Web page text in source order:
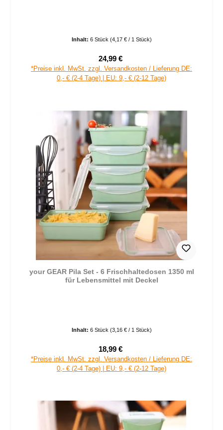
Inhalt: 6 Stück (4,17 € / 1 Stück)
Verkaufspreis:
24,99 €
*Preise inkl. MwSt. zzgl. Versandkosten / Lieferung DE:
0,- € (2-4 Tage) | EU: 9,- € (2-12 Tage)
your GEAR Pila Set - 6 Frischhaltedosen 1350 ml
für Lebensmittel mit Deckel
Inhalt: 6 Stück (3,16 € / 1 Stück)
Verkaufspreis:
18,99 €
*Preise inkl. MwSt. zzgl. Versandkosten / Lieferung DE:
0,- € (2-4 Tage) | EU: 9,- € (2-12 Tage)